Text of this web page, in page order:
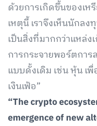
ด้วยการเกิดขึ้นของเห
เหตุนี้ เราจึงเห็นนักล
เป็นสิ่งที่มากกว่าแหล่ง
การกระจายพอร์ตกา
แบบดั้งเดิม เช่น หุ้น เ
เงินเฟ้อ”
“The crypto
emergence of new